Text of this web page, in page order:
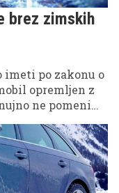
brez zimskih
imeti po zakonu o
opremljen z
ne pomeni